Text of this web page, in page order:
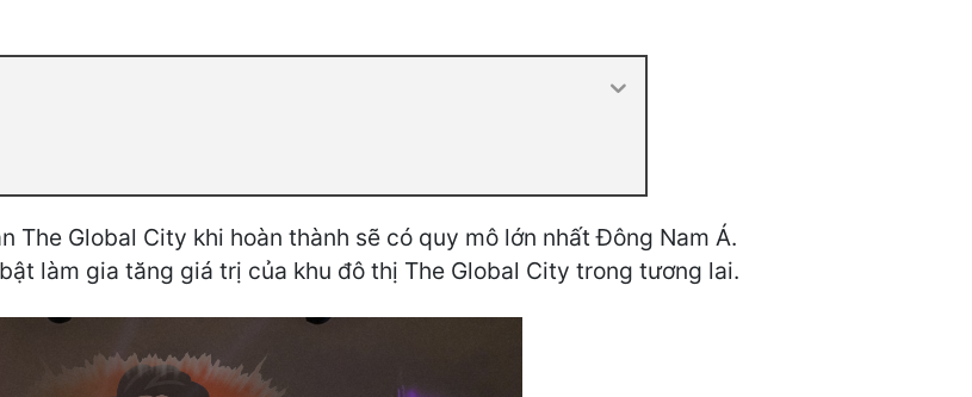
The Global City khi hoàn thành sẽ có quy mô lớn nhất Đông Nam Á.
làm gia tăng giá trị của khu đô thị The Global City trong tương lai.